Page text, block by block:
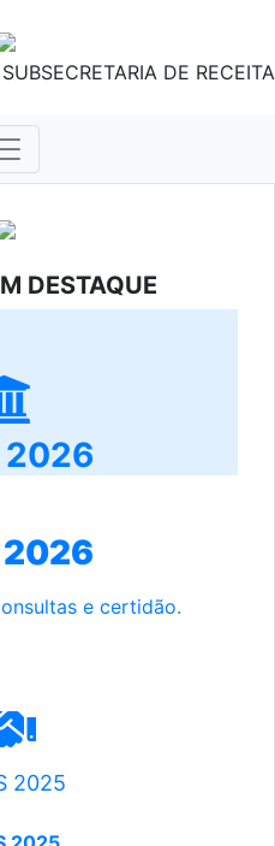
DE RECEITA
DESTAQUE
2026
2026
e certidão.
2025